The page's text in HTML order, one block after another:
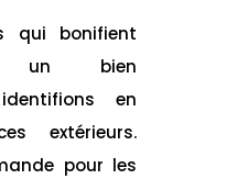
qui bonifient
un bien
en
extérieurs.
pour les